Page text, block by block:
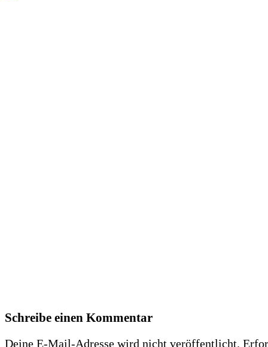
Schreibe einen Kommentar
Deine E-Mail-Adresse wird nicht veröffentlicht.